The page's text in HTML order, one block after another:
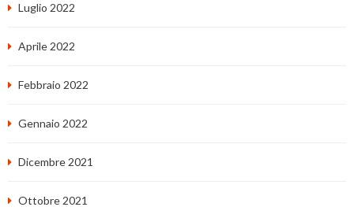
Luglio 2022
Aprile 2022
Febbraio 2022
Gennaio 2022
Dicembre 2021
Ottobre 2021